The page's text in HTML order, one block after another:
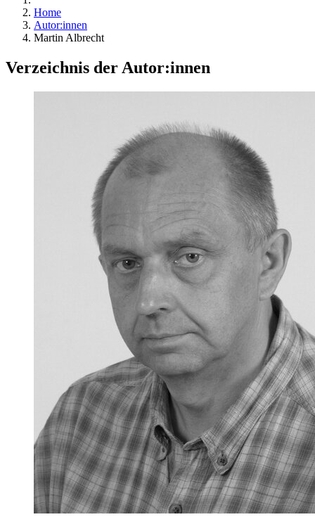
Home
Autor:innen
Martin Albrecht
Verzeichnis der Autor:innen